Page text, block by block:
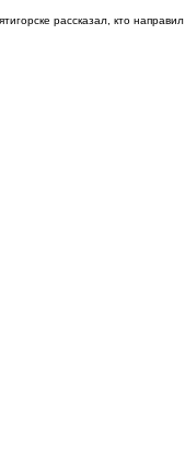
рассказал, кто направил